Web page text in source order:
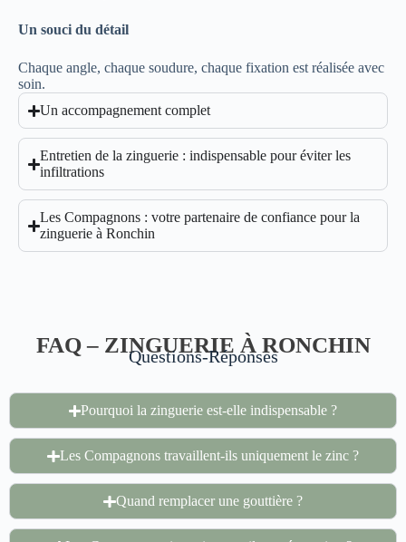
Un souci du détail
Chaque angle, chaque soudure, chaque fixation est réalisée avec
soin.
Un accompagnement complet
Entretien de la zinguerie : indispensable pour éviter les
infiltrations
Les Compagnons : votre partenaire de confiance pour la
zinguerie à Ronchin
FAQ – ZINGUERIE À RONCHIN
Questions-Réponses
Pourquoi la zinguerie est-elle indispensable ?
Les Compagnons travaillent-ils uniquement le zinc ?
Quand remplacer une gouttière ?